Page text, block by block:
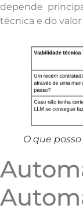
depende
técnica e do
O que